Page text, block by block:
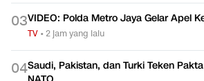
03VIDEO: Polda Metro Jaya Gelar Apel
TV •2 jam yang lalu
04Saudi, Pakistan, dan Turki Teken